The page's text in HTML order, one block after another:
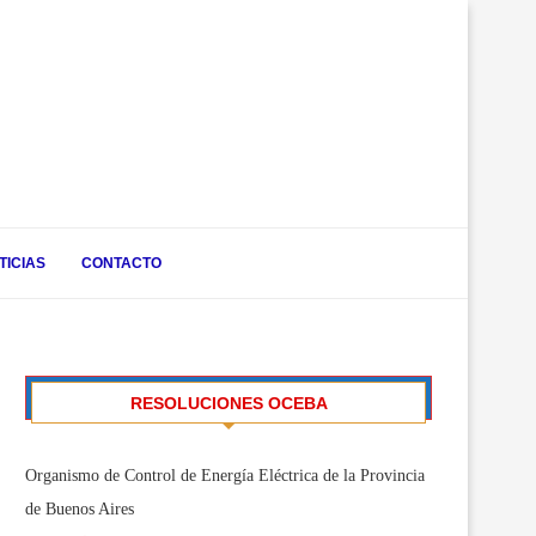
CONTACTO
RESOLUCIONES OCEBA
Organismo de Control de Energía Eléctrica de la Provincia
de Buenos Aires